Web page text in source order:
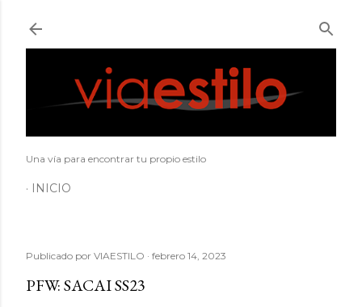
Una vía para encontrar tu propio estilo
INICIO
Publicado por VIAESTILO febrero 14, 2023
PFW: SACAI SS23